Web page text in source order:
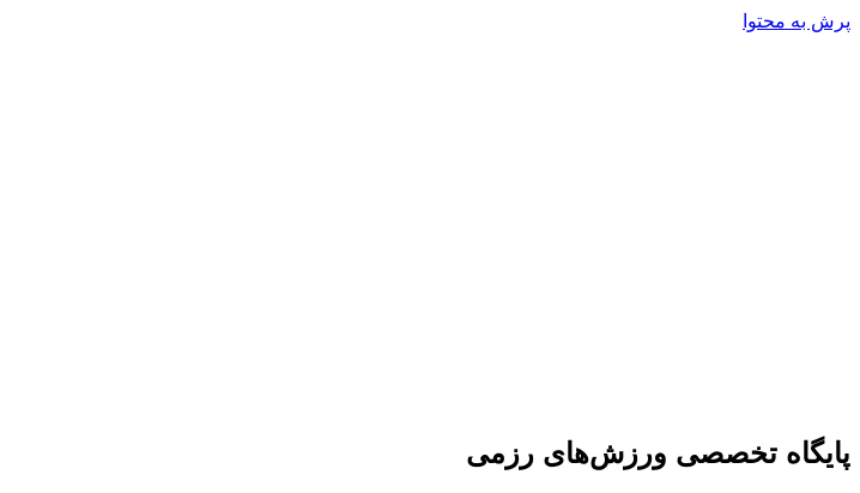
پرش به محتوا
پایگاه تخصصی ورزش‌های رزمی